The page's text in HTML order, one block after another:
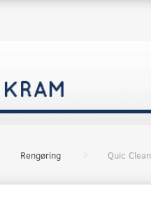
Rengøring Quic